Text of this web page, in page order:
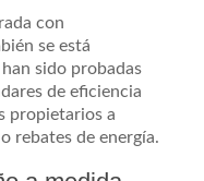
con
se está
sido probadas
de eficiencia
propietarios a
rebates de energía.